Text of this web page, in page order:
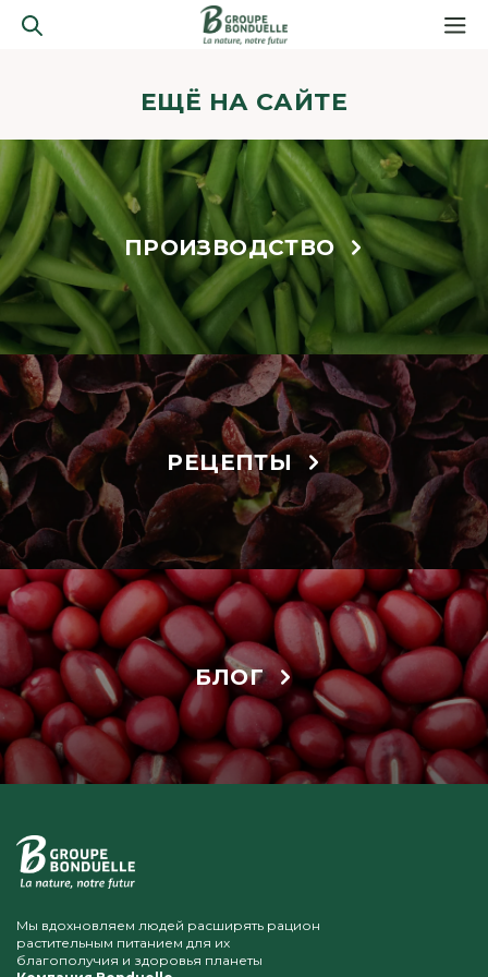
ЕЩЁ НА САЙТЕ
ПРОИЗВОДСТВО
РЕЦЕПТЫ
БЛОГ
Мы вдохновляем людей расширять рацион
растительным питанием для их
благополучия и здоровья планеты